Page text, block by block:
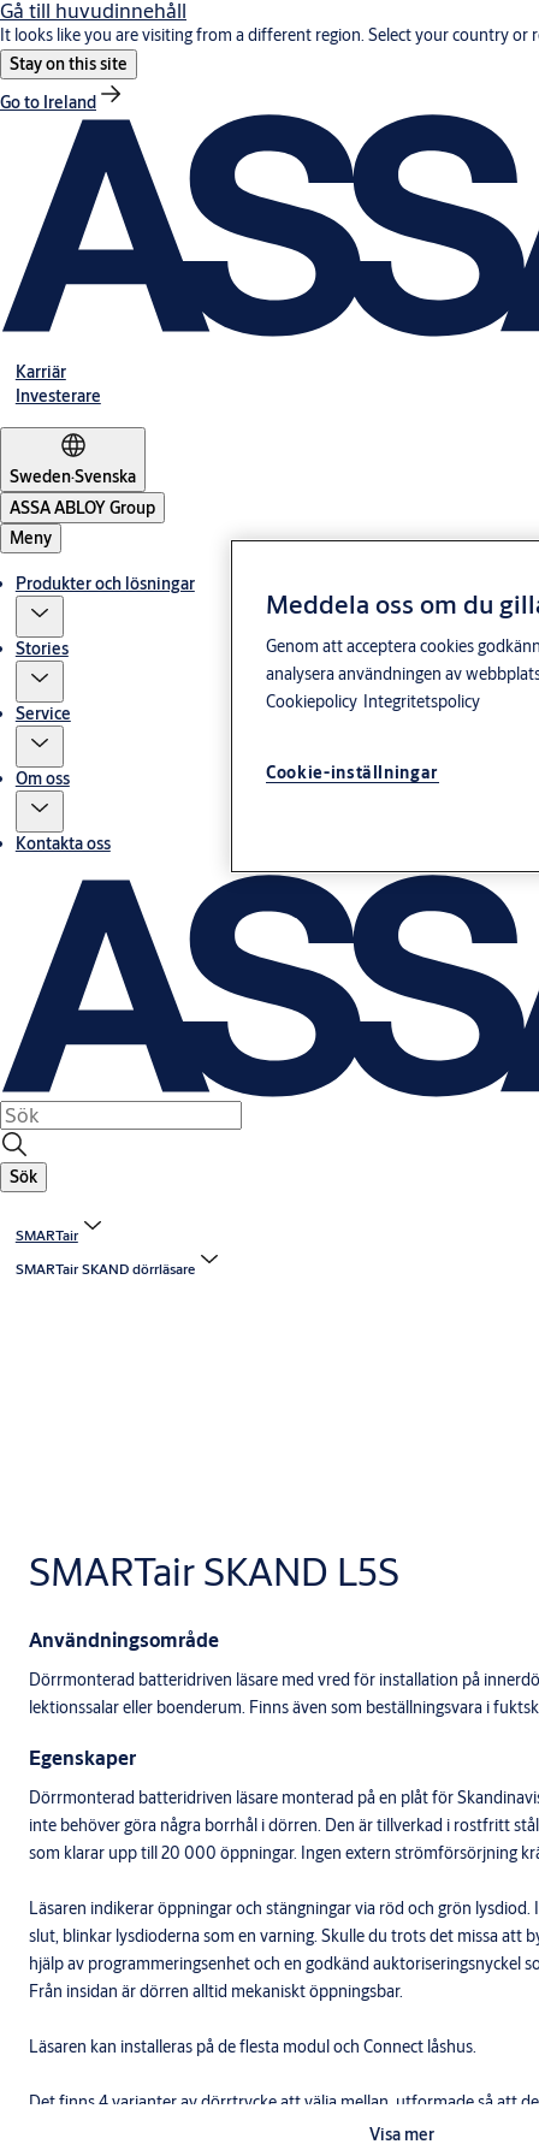
Gå till huvudinnehåll
It looks like you are visiting from a different region. Select your country or
Stay on this site
Go to Ireland
Karriär
Investerare
Sweden·Svenska
ASSA ABLOY Group
Meny
Produkter och lösningar
Stories
Service
Om oss
Kontakta oss
Sök
SMARTair
SMARTair SKAND dörrläsare
SMARTair SKAND L5S
Användningsområde
Dörrmonterad batteridriven läsare med vred för installation på
lektionssalar eller boenderum. Finns även som beställningsvara i
Egenskaper
Dörrmonterad batteridriven läsare monterad på en plåt för
inte behöver göra några borrhål i dörren. Den är tillverkad i rostfritt
som klarar upp till 20 000 öppningar. Ingen extern strömförsörjning
Läsaren indikerar öppningar och stängningar via röd och grön
slut, blinkar lysdioderna som en varning. Skulle du trots det missa att
hjälp av programmeringsenhet och en godkänd auktoriseringsnyckel
Från insidan är dörren alltid mekaniskt öppningsbar.
Läsaren kan installeras på de flesta modul och Connect låshus.
Det finns 4 varianter av dörrtrycke att välja mellan, utformade så att
Visa mer
Meddela oss om du
Genom att acceptera cookies
analysera användningen av
Cookiepolicy Integritetspolicy
Cookie-inställningar